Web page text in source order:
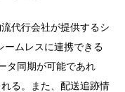
代行会社が提供するシ
ームレスに連携できる
タ同期が可能であれ
る。また、配送追跡情